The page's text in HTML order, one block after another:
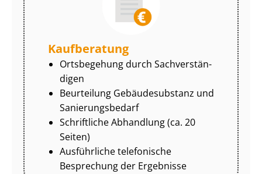
Kaufberatung
Ortsbegehung durch Sach­ver­stän­
di­gen
Beurteilung Gebäudesubstanz und
Sa­nie­rungs­be­darf
Schriftliche Abhandlung (ca. 20
Seiten)
Ausführliche telefonische
Besprechung der Ergebnisse